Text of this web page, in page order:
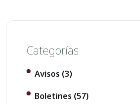
Categorías
Avisos (3)
Boletines (57)